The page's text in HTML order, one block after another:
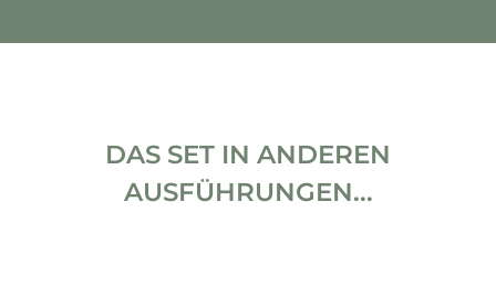
DAS SET IN ANDEREN
AUSFÜHRUNGEN...